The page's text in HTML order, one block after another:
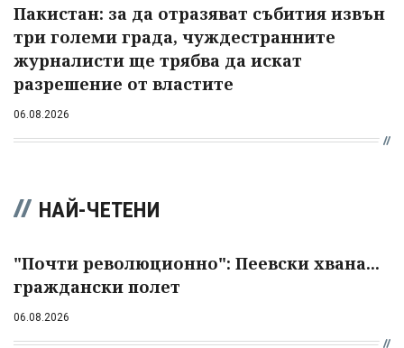
Пакистан: за да отразяват събития извън
три големи града, чуждестранните
журналисти ще трябва да искат
разрешение от властите
06.08.2026
НАЙ-ЧЕТЕНИ
"Почти революционно": Пеевски хвана...
граждански полет
06.08.2026